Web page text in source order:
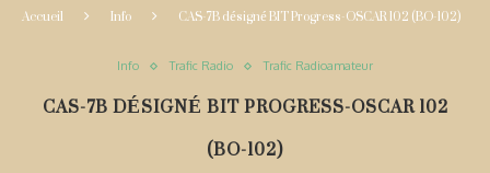
Accueil Info CAS-7B désigné BIT Progress-OSCAR 102 (BO-102)
Info Trafic Radio Trafic Radioamateur
CAS-7B DÉSIGNÉ BIT PROGRESS-OSCAR 102
(BO-102)